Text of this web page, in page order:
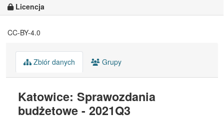
Licencja
CC-BY-4.0
Zbiór danych Grupy
Katowice: Sprawozdania
budżetowe - 2021Q3